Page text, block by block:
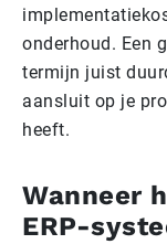
onderhoud. Een
termijn juist
aansluit op je
heeft.
Wanneer
ERP-